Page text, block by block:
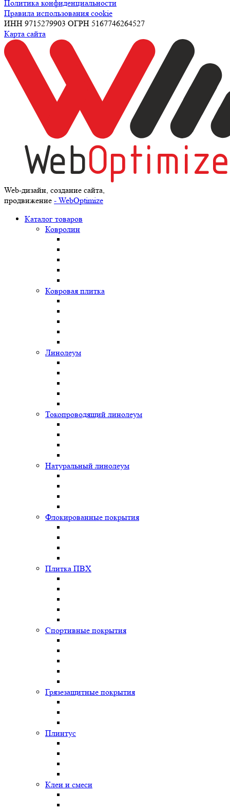
Политика конфиденциальности
Правила использования cookie
ИНН 9715279903 ОГРН 5167746264527
Карта сайта
Web-дизайн, создание сайта,
продвижение - WebOptimize
Каталог товаров
Ковролин
Ковровая плитка
Линолеум
Токопроводящий линолеум
Натуральный линолеум
Флокированные покрытия
Плитка ПВХ
Спортивные покрытия
Грязезащитные покрытия
Плинтус
Клеи и смеси